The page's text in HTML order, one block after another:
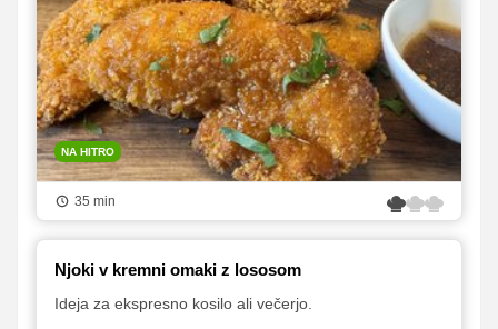
NA HITRO
35 min
Njoki v kremni omaki z lososom
Ideja za ekspresno kosilo ali večerjo.